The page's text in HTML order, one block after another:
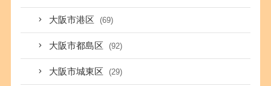
大阪市港区 (69)
大阪市都島区 (92)
大阪市城東区 (29)